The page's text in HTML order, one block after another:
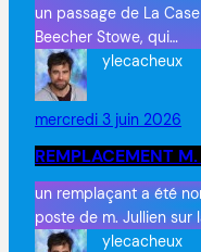
un passage de La
Beecher Stowe, qui…
ylecacheux
mercredi 3 juin 2026
REMPLACEMENT
un remplaçant a été
poste de m. Jullien sur
ylecacheux